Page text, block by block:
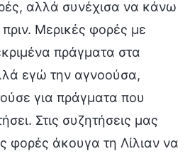
αλλά συνέχισα να κάνω
Μερικές φορές με
πράγματα στα
εγώ την αγνοούσα,
για πράγματα που
Στις συζητήσεις μας
φορές άκουγα τη Λίλιαν να